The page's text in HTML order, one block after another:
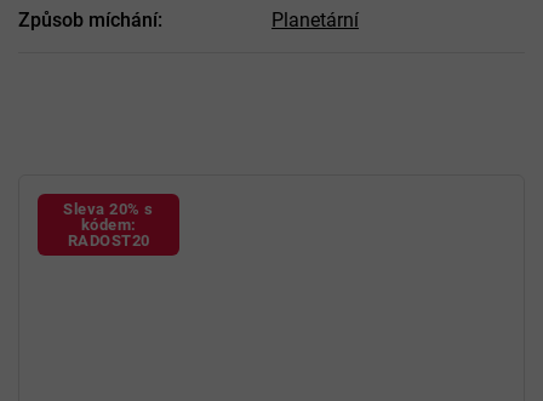
Způsob míchání: Planetární
Sleva 20% s
kódem:
RADOST20